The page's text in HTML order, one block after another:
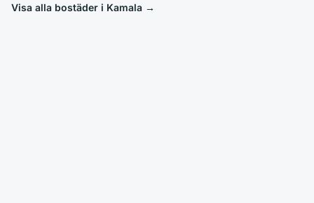
Visa alla bostäder i Kamala →